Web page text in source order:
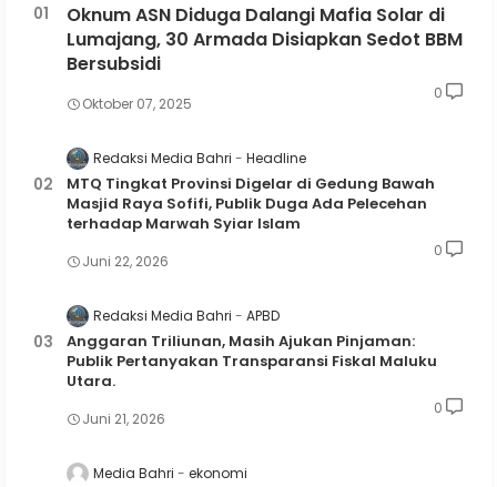
Oknum ASN Diduga Dalangi Mafia Solar di
Lumajang, 30 Armada Disiapkan Sedot BBM
Bersubsidi
Oktober 07, 2025
0
Redaksi Media Bahri Headline
MTQ Tingkat Provinsi Digelar di Gedung Bawah
Masjid Raya Sofifi, Publik Duga Ada Pelecehan
terhadap Marwah Syiar Islam
Juni 22, 2026
0
Redaksi Media Bahri APBD
Anggaran Triliunan, Masih Ajukan Pinjaman:
Publik Pertanyakan Transparansi Fiskal Maluku
Utara.
Juni 21, 2026
0
Media Bahri ekonomi